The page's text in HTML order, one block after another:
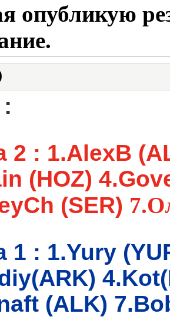
опубликую
2 : 1.AlexB
(HOZ) 4
(SER)
1 : 1.Yury
4
(ALK)